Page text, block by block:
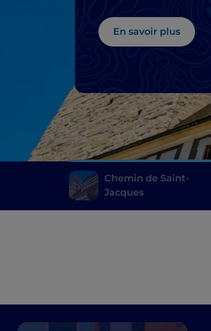
En savoir plus
Chemin de Saint-
Jacques